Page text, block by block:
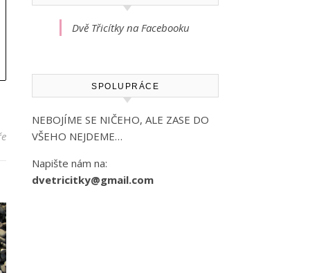
Dvě Třicítky na Facebooku
SPOLUPRÁCE
NEBOJÍME SE NIČEHO, ALE ZASE DO
VŠEHO NEJDEME…
Napište nám na:
dvetricitky@gmail.com